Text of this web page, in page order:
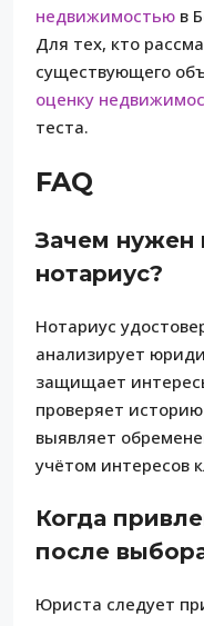
недвижимостью в
Для тех, кто
существующего
оценку
теста.
FAQ
Зачем нужен
нотариус?
Нотариус
анализирует
защищает
проверяет
выявляет
учётом интересов
Когда
после
Юриста следует